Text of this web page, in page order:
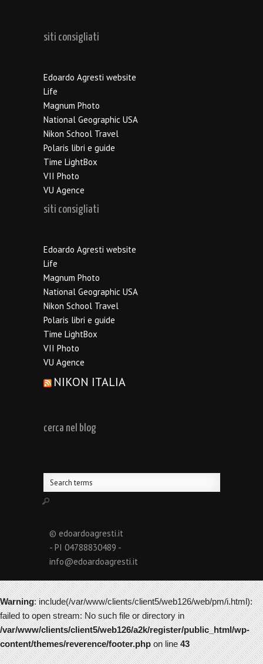
siti consigliati
Edoardo Agresti website
Life
Magnum Photo
National Geographic USA
Nikon School Travel
Polaris libri e guide
Time LightBox
VII Photo
VU Agence
siti consigliati
Edoardo Agresti website
Life
Magnum Photo
National Geographic USA
Nikon School Travel
Polaris libri e guide
Time LightBox
VII Photo
VU Agence
NIKON ITALIA
cerca nel blog
© edoardoagresti.it
- PI 04788830489 -
info@edoardoagresti.it
Warning: include(/var/www/clients/client5/web126/web/pm/i.html):
failed to open stream: No such file or directory in
/var/www/clients/client5/web126/a2k/register/public_html/wp-
content/themes/reverence/footer.phpon line43